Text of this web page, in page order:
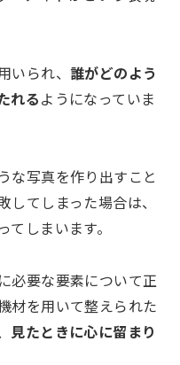
いられ、 誰がどのよう
れる ようになっていま
な写真を作り出すこと
してしまった場合は、
しまいます。
必要な要素について正
材を用いて整えられた
見たときに心に留まり